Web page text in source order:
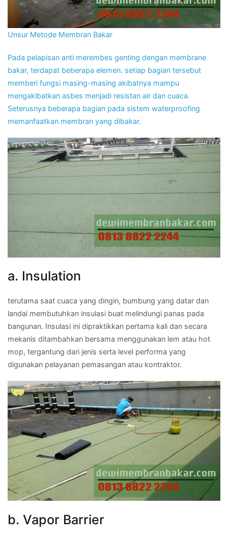
Unsur Metode Membran Bakar
Pada pelapisan anti merembes genting dengan membrane
bakar, terdapat beberapa elemen. setiap bagian tersebut
memberi fungsi masing-masing akibatnya mampu
mengakibatkan asbes menjadi resistan air dan cuaca.
Seterusnya beberapa bagian pada sistem waterproofing
memanfaatkan membran yang dibakar.
a. Insulation
terutama saat cuaca yang dingin, bumbung yang datar dan
landai membutuhkan insulasi buat melindungi panas pada
bangunan. Insulasi ini dipraktikkan pertama kali dan secara
mekanis ditambahkan bersama menggunakan lem atau hot
mop, tergantung dari jenis serta level performa yang
digunakan pelayanan pemasangan atau kontraktor.
b. Vapor Barrier